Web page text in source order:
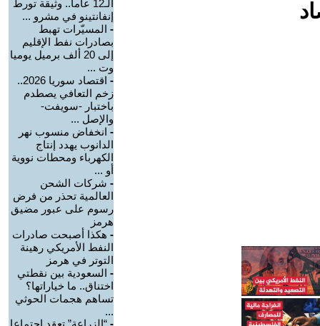
الـ12 عاما.. وثيقة تورط
إنفانتينو في مشرو ...
- المسيّرات تهبط
بصادرات نفط الإقليم
إلى 20 ألف برميل يوميا
وت ...
-
اقتصاد سوريا 2026..
زخم التعافي يصطدم
باختبار -سويفت-
والإصل ...
- انخفاض منسوب نهر
الدانوب يهدد إنتاج
الكهرباء ومحطات نووية
أو ...
- شركات الشحن
العالمية تحذر من فرض
رسوم على عبور مضيق
هرمز
- هكذا أصبحت صادرات
النفط الأمريكي رهينة
التوتر في هرمز
- السعودية بين نقطتي
اختناق.. ما خياراتها؟
تساهم هجمات الحوثي
...
- “الزراعة” تعقد اجتماعا